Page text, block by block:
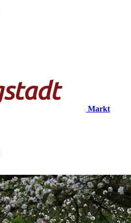
Markt